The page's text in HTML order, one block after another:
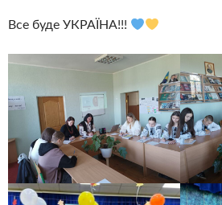
Все буде УКРАЇНА!!!